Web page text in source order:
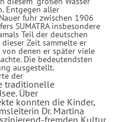
Entgegen aller
fuhr zwischen 1906
SUMATRA insbesondere
Teil der deutschen
Zeit sammelte er
denen er später viele
Die bedeutendsten
ausgestellt.
der
traditionelle
Über
konnten die Kinder,
Dr. Martina
fremden Kultur